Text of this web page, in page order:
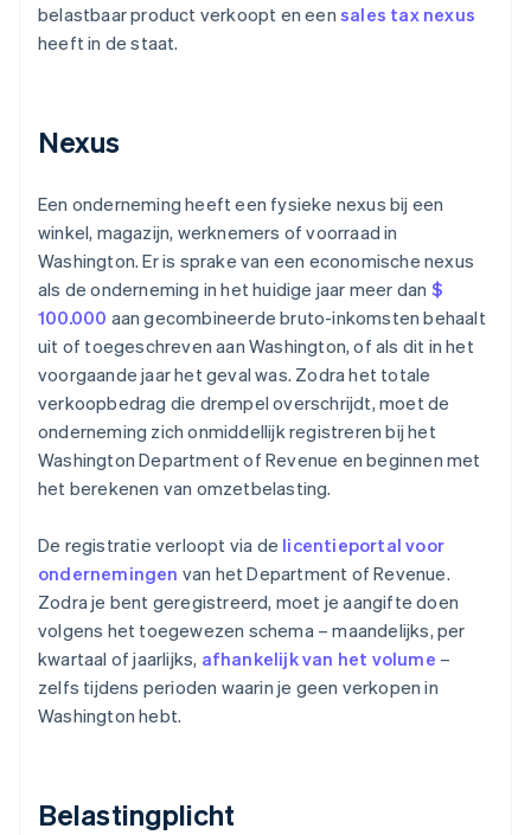
belastbaar product verkoopt en een sales tax nexus
heeft in de staat.
Nexus
Een onderneming heeft een fysieke nexus bij een
winkel, magazijn, werknemers of voorraad in
Washington. Er is sprake van een economische nexus
als de onderneming in het huidige jaar meer dan $
100.000 aan gecombineerde bruto-inkomsten behaalt
uit of toegeschreven aan Washington, of als dit in het
voorgaande jaar het geval was. Zodra het totale
verkoopbedrag die drempel overschrijdt, moet de
onderneming zich onmiddellijk registreren bij het
Washington Department of Revenue en beginnen met
het berekenen van omzetbelasting.
De registratie verloopt via de licentieportal voor
ondernemingen van het Department of Revenue.
Zodra je bent geregistreerd, moet je aangifte doen
volgens het toegewezen schema – maandelijks, per
kwartaal of jaarlijks, afhankelijk van het volume –
zelfs tijdens perioden waarin je geen verkopen in
Washington hebt.
Belastingplicht